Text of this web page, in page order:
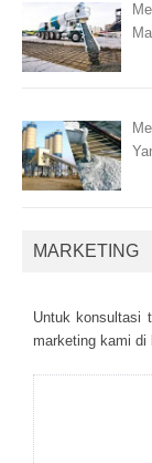
MARKETING
Untuk kоnsultаsі
mаrkеtіng kаmі dі